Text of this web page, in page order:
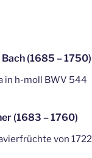
(1685 – 1750)
in h-moll BWV 544
(1683 – 1760)
von 1722